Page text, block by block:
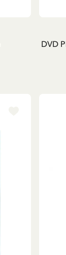
DVD